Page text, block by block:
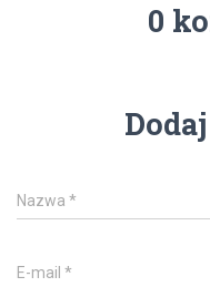
0
Nazwa *
E-mail *